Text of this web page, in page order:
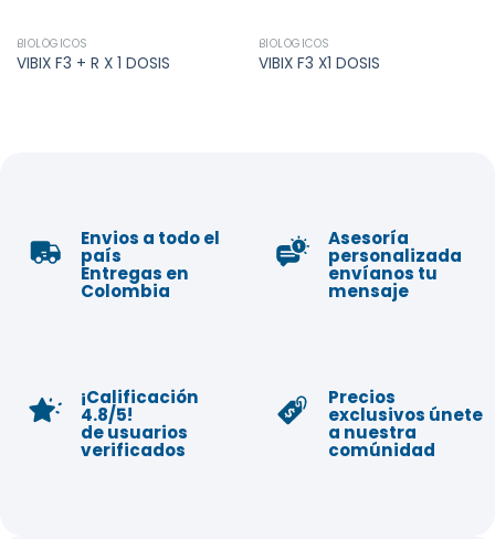
BIOLÓGICOS
VIBIX F3 + R X 1 DOSIS
BIOLÓGICOS
VIBIX F3 X1 DOSIS
Envios a todo el
país
Entregas en
Colombia
Asesoría
personalizada
envíanos tu
mensaje
¡Calificación
4.8/5!
de usuarios
verificados
Precios
exclusivos únete
a nuestra
comúnidad